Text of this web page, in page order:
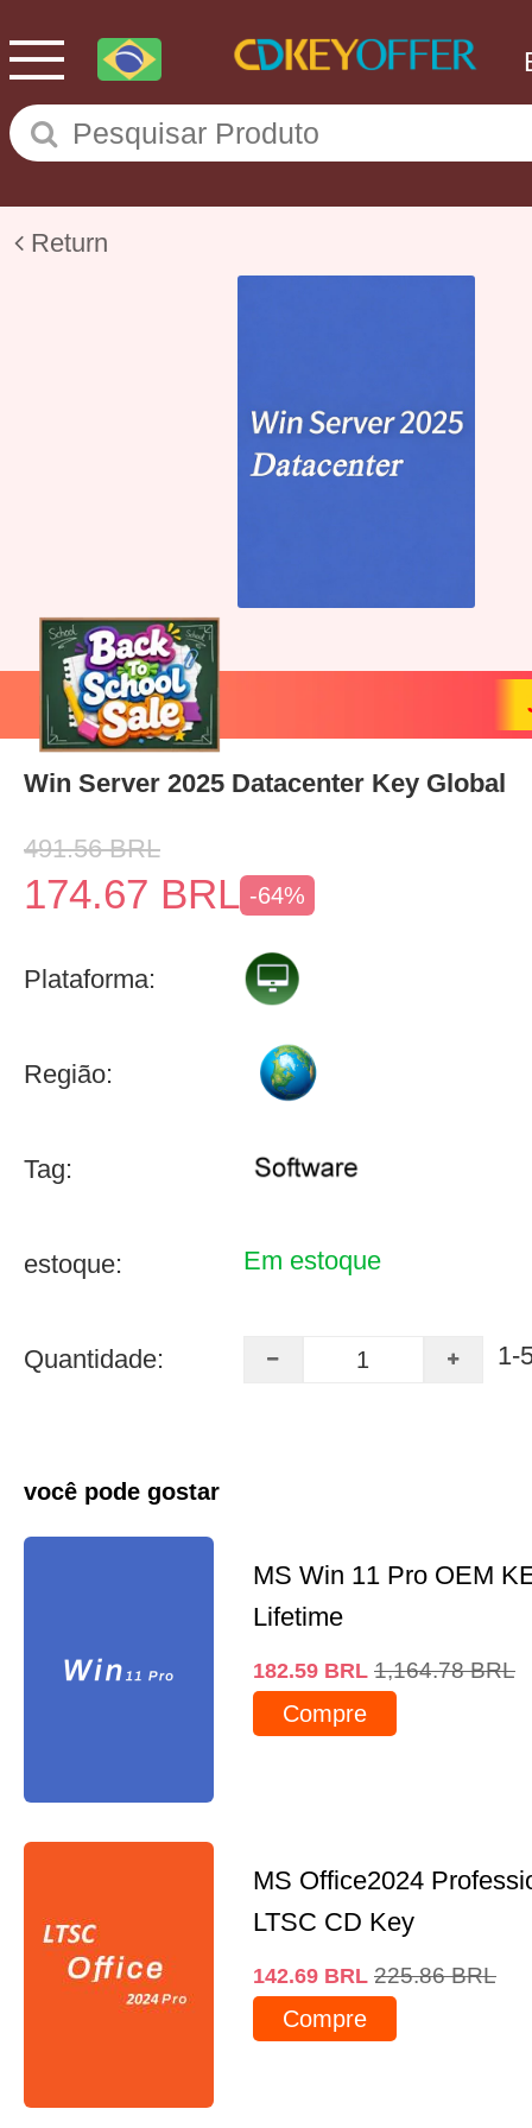
Return
Win Server 2025 Datacenter Key Global
491.56 BRL
174.67 BRL -64%
Plataforma:
Região:
Tag:
estoque: Em estoque
Quantidade: 1-
você pode gostar
MS Win 11 Pro OEM
Lifetime
182.59 BRL 1,164.78 BRL
Compre
MS Office2024
LTSC CD Key
142.69 BRL 225.86 BRL
Compre